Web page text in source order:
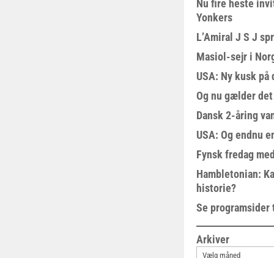
Nu fire heste
Yonkers
L’Amiral J S J
Masiol-sejr i
USA: Ny kusk på
Og nu gælder
Dansk 2-åring
USA: Og endnu
Fynsk fredag
Hambletonian:
historie?
Se
Arkiver